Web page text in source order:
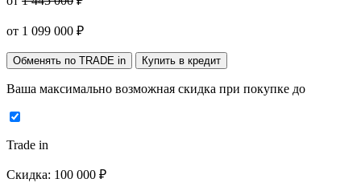
от 1 099 000 ₽
Обменять по TRADE in Купить в кредит
Ваша максимально возможная скидка при покупке до
Trade in
Скидка: 100 000 ₽